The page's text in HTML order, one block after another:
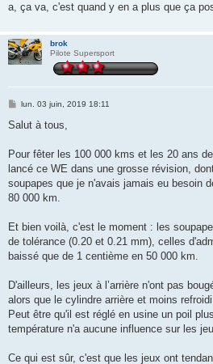
a, ça va, c'est quand y en a plus que ça
brok
Pilote Supersport
M
s
g
lun. 03 juin, 2019 18:11
Salut à tous,
Pour fêter les 100 000 kms et les 20 ans
lancé ce WE dans une grosse révision,
soupapes que je n'avais jamais eu besoin
80 000 km.
Et bien voilà, c'est le moment : les
de tolérance (0.20 et 0.21 mm), celles
baissé que de 1 centième en 50 000 km.
D'ailleurs, les jeux à l’arrière n'ont pas
alors que le cylindre arrière et moins
Peut être qu'il est réglé en usine un poil
température n'a aucune influence sur les
Ce qui est sûr, c'est que les jeux ont